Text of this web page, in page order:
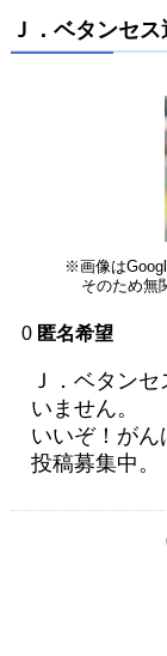
Ｊ．ベタンセ
※画像は
そのため無
0 匿名希望
Ｊ．ベタン
いません。
いいぞ！がん
投稿募集中。